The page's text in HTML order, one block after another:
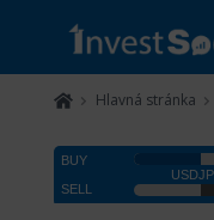
Hlavná stránka